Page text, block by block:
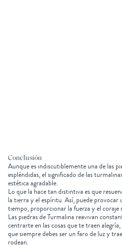
Conclusión
Aunque es indiscutiblemente una de las
espléndidas, el significado de las
estética agradable.
Lo que la hace tan distintiva es que
la tierra y el espíritu. Así, puede
tiempo, proporcionar la fuerza y el coraje
Las piedras de Turmalina reavivan
centrarte en las cosas que te traen
que siempre debes ser un faro de luz y
rodean.